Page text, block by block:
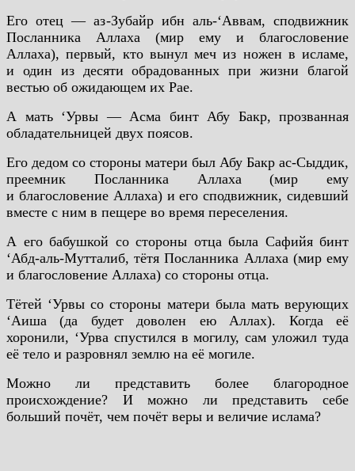
Его отец — аз-Зубайр ибн аль-‘Аввам, сподвижник
Посланника Аллаха (мир ему и благословение
Аллаха), первый, кто вынул меч из ножен в исламе,
и один из десяти обрадованных при жизни благой
вестью об ожидающем их Рае.
А мать ‘Урвы — Асма бинт Абу Бакр, прозванная
обладательницей двух поясов.
Его дедом со стороны матери был Абу Бакр ас-Сыддик,
преемник Посланника Аллаха (мир ему
и благословение Аллаха) и его сподвижник, сидевший
вместе с ним в пещере во время переселения.
А его бабушкой со стороны отца была Сафийя бинт
‘Абд-аль-Мутталиб, тётя Посланника Аллаха (мир ему
и благословение Аллаха) со стороны отца.
Тётей ‘Урвы со стороны матери была мать верующих
‘Аиша (да будет доволен ею Аллах). Когда её
хоронили, ‘Урва спустился в могилу, сам уложил туда
её тело и разровнял землю на её могиле.
Можно ли представить более благородное
происхождение? И можно ли представить себе
больший почёт, чем почёт веры и величие ислама?